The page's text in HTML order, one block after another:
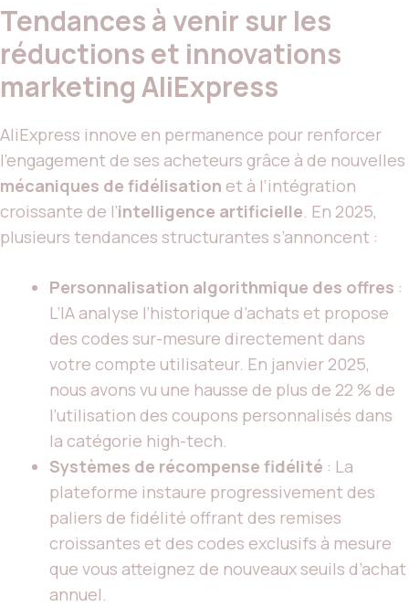
Tendances à venir sur les
réductions et innovations
marketing AliExpress
AliExpress innove en permanence pour renforcer
l’engagement de ses acheteurs grâce à de nouvelles
mécaniques de fidélisation et à l’intégration
croissante de l’intelligence artificielle . En 2025,
plusieurs tendances structurantes s’annoncent :
Personnalisation algorithmique des offres :
L’IA analyse l’historique d’achats et propose
des codes sur-mesure directement dans
votre compte utilisateur. En janvier 2025,
nous avons vu une hausse de plus de 22 % de
l’utilisation des coupons personnalisés dans
la catégorie high-tech.
Systèmes de récompense fidélité : La
plateforme instaure progressivement des
paliers de fidélité offrant des remises
croissantes et des codes exclusifs à mesure
que vous atteignez de nouveaux seuils d’achat
annuel.